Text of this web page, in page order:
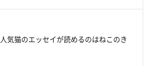
で、ペロっと舌を出したまま爆睡す
ように……。
気猫のエッセイが読めるのはねこのき